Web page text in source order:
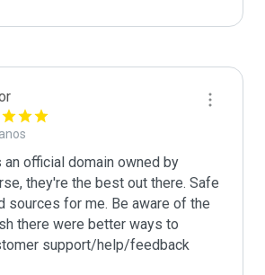
official domain owned by
they're the best out there. Safe
sources for me. Be aware of the
there were better ways to
support/help/feedback